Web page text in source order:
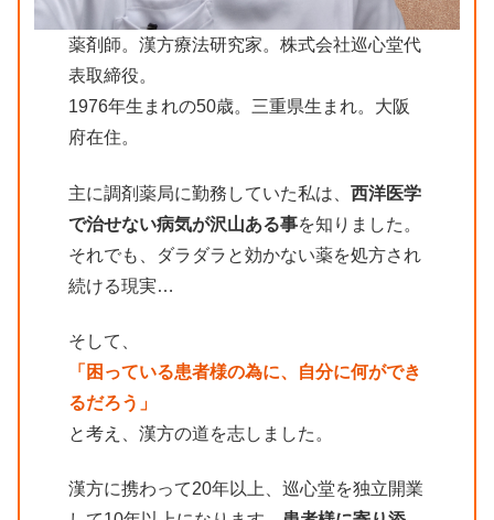
薬剤師。漢方療法研究家。株式会社巡心堂代
表取締役。
1976年生まれの50歳。三重県生まれ。大阪
府在住。
主に調剤薬局に勤務していた私は、 西洋医学
で治せない病気が沢山ある事を知りました。
それでも、ダラダラと効かない薬を処方され
続ける現実…
そして、
「困っている患者様の為に、自分に何ができ
るだろう」
と考え、漢方の道を志しました。
漢方に携わって20年以上、巡心堂を独立開業